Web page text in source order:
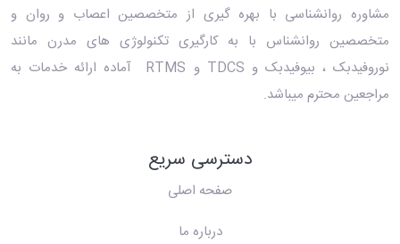
مشاوره روانشناسی با بهره گیری از متخصصین اعصاب و روان و
متخصصین روانشناس با به کارگیری تکنولوژی های مدرن مانند
نوروفیدبک ، بیوفیدبک و TDCS و RTMS آماده ارائه خدمات به
مراجعین محترم میباشد.
دسترسی سریع
صفحه اصلی
درباره ما